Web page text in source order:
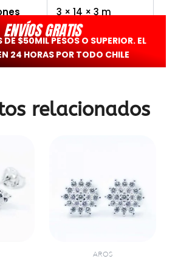
3 × 14 × 3 m
ENVÍOS GRATIS
DE $50MIL PESOS O SUPERIOR. EL
24 HORAS POR TODO CHILE
relacionados
AROS